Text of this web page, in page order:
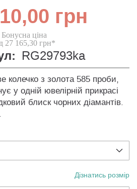
грн
Бонусна ціна
27 165,30 грн*
RG29793ka
колечко з золота 585 проби,
у одній ювелірній прикрасі
блиск чорних діамантів.
Дізнатись розмір